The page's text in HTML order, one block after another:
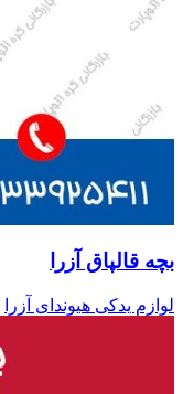
بچه قالپاق آزرا
لوازم یدکی هیوندای آزرا